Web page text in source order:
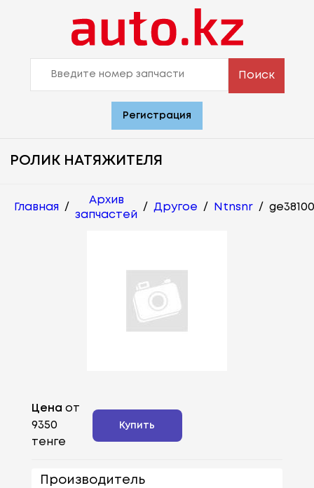
Поиск
Регистрация
РОЛИК НАТЯЖИТЕЛЯ
Главная /
Архив
запчастей
/ Другое / Ntnsnr / ge38100
Цена от
9350
тенге
Купить
Производитель